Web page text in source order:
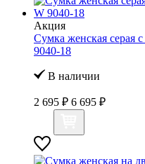
Акция
Сумка женская серая
9040-18
В наличии
2 695 ₽ 6 695 ₽